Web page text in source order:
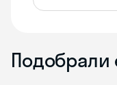
Подобрали